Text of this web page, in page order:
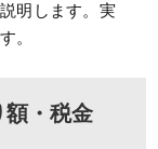
明します。実
。
額・税金